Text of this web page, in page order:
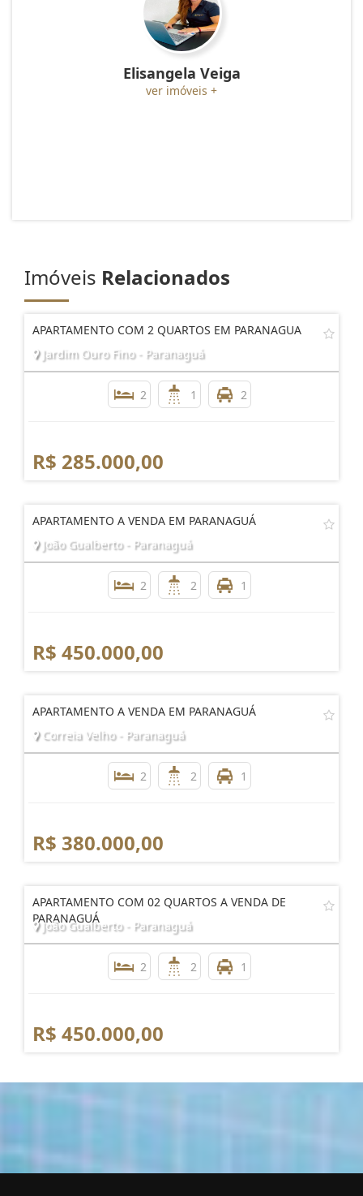
Elisangela Veiga
ver imóveis +
Imóveis Relacionados
APARTAMENTO COM 2 QUARTOS EM PARANAGUA
Jardim Ouro Fino - Paranaguá
2 1 2
R$ 285.000,00
APARTAMENTO A VENDA EM PARANAGUÁ
João Gualberto - Paranaguá
2 2 1
R$ 450.000,00
APARTAMENTO A VENDA EM PARANAGUÁ
Correia Velho - Paranaguá
2 2 1
R$ 380.000,00
APARTAMENTO COM 02 QUARTOS A VENDA DE
PARANAGUÁ
João Gualberto - Paranaguá
2 2 1
R$ 450.000,00